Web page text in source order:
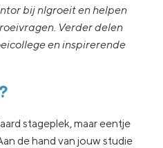
bij nlgroeit en helpen
Verder delen
en inspirerende
stageplek, maar eentje
de hand van jouw studie